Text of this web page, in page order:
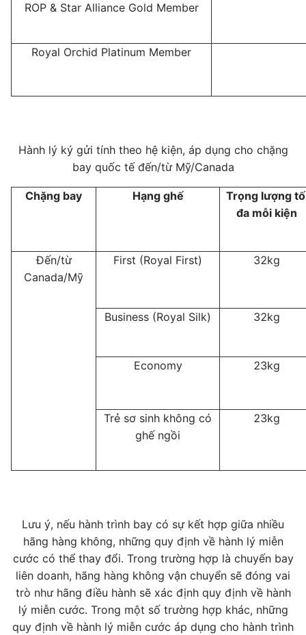
ROP & Star Alliance Gold Member
Royal Orchid Platinum Member
Hành lý ký gửi tính theo hệ kiện, áp dụng cho chặng
bay quốc tế đến/từ Mỹ/Canada
Chặng bay Hạng ghế
Trọng lượng
đa mỗi kiện
Đến/từ
Canada/Mỹ
First (Royal First) 32kg
Business (Royal Silk) 32kg
Economy 23kg
Trẻ sơ sinh không có
ghế ngồi
23kg
Lưu ý, nếu hành trình bay có sự kết hợp giữa nhiều
hãng hàng không, những quy định về hành lý miễn
cước có thể thay đổi. Trong trường hợp là chuyến bay
liên doanh, hãng hàng không vận chuyển sẽ đóng vai
trò như hãng điều hành sẽ xác định quy định về hành
lý miễn cước. Trong một số trường hợp khác, những
quy định về hành lý miễn cước áp dụng cho hành trình